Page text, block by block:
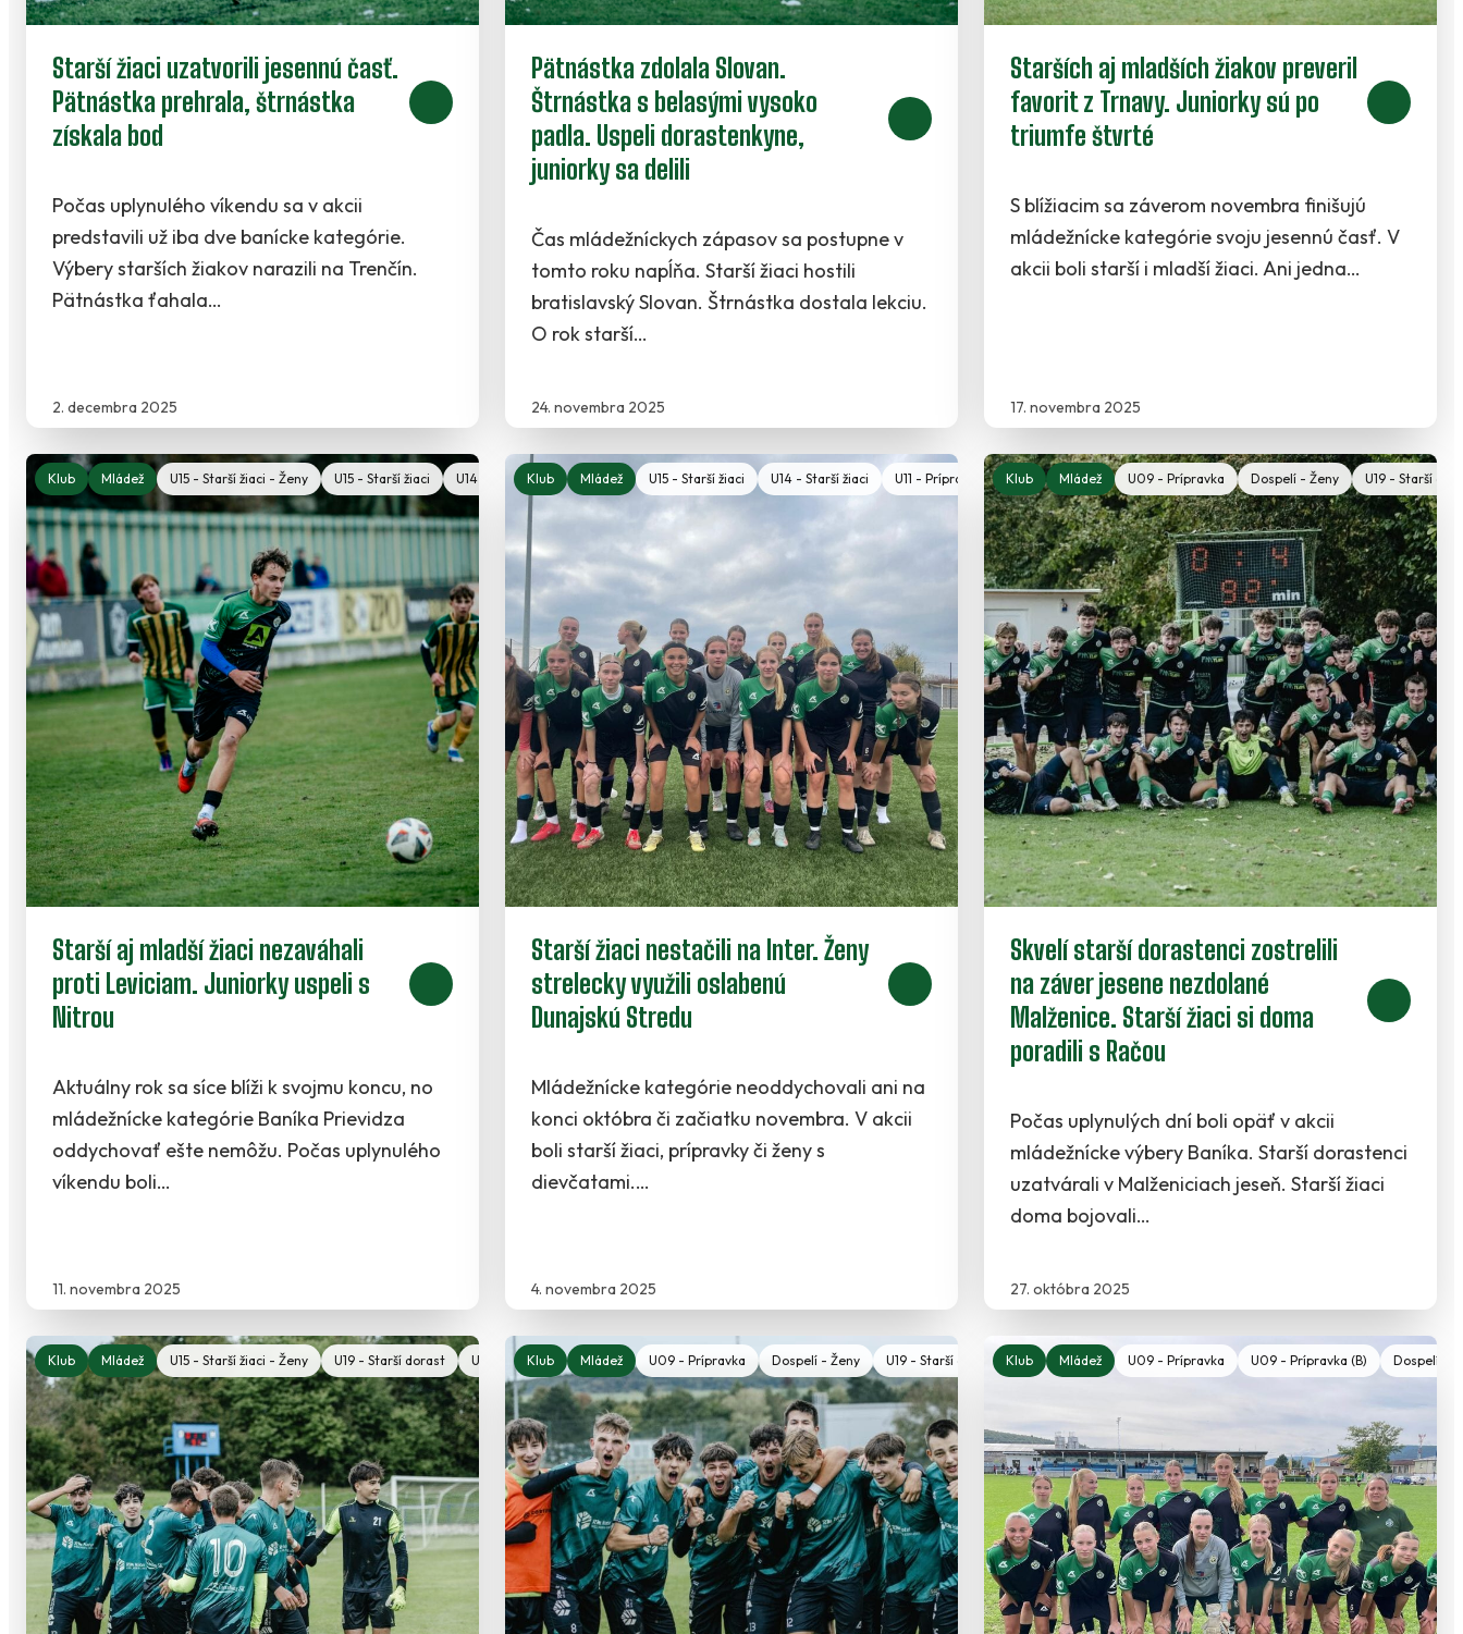
Starší žiaci uzatvorili jesennú časť.
Pätnástka prehrala, štrnástka
získala bod
2. decembra 2025
Počas uplynulého víkendu sa v akcii
predstavili už iba dve banícke kategórie.
Výbery starších žiakov narazili na Trenčín.
Pätnástka ťahala…
Pätnástka zdolala Slovan.
Štrnástka s belasými vysoko
padla. Uspeli dorastenkyne,
juniorky sa delili
24. novembra 2025
Čas mládežníckych zápasov sa postupne v
tomto roku napĺňa. Starší žiaci hostili
bratislavský Slovan. Štrnástka dostala lekciu.
O rok starší…
Starších aj mladších žiakov preveril
favorit z Trnavy. Juniorky sú po
triumfe štvrté
17. novembra 2025
S blížiacim sa záverom novembra finišujú
mládežnícke kategórie svoju jesennú časť. V
akcii boli starší i mladší žiaci. Ani jedna…
Klub Mládež U15 - Starší žiaci - Ženy U15 - Starší žiaci U14 - Starší žiaci U13 - Mladší žiaci U12 - Mladší žiaci U11 - Prípravka U10 - Prípravka U09 - Prípravka U19 - Starší dorast - Ženy
Starší aj mladší žiaci nezaváhali
proti Leviciam. Juniorky uspeli s
Nitrou
11. novembra 2025
Aktuálny rok sa síce blíži k svojmu koncu, no
mládežnícke kategórie Baníka Prievidza
oddychovať ešte nemôžu. Počas uplynulého
víkendu boli…
Klub Mládež U15 - Starší žiaci U14 - Starší žiaci U11 - Prípravka U10 - Prípravka U09 - Prípravka Dospelí - Ženy U15 - Starší
Starší žiaci nestačili na Inter. Ženy
strelecky využili oslabenú
Dunajskú Stredu
4. novembra 2025
Mládežnícke kategórie neoddychovali ani na
konci októbra či začiatku novembra. V akcii
boli starší žiaci, prípravky či ženy s
dievčatami.…
Klub Mládež U09 - Prípravka Dospelí - Ženy U19 - Starší
Skvelí starší dorastenci zostrelili
na záver jesene nezdolané
Malženice. Starší žiaci si doma
poradili s Račou
27. októbra 2025
Počas uplynulých dní boli opäť v akcii
mládežnícke výbery Baníka. Starší dorastenci
uzatvárali v Malženiciach jeseň. Starší žiaci
doma bojovali…
Klub Mládež U15 - Starší žiaci - Ženy U19 - Starší dorast U17 - Mladší dorast U15 - Starší žiaci U14 - Starší žiaci U13 - Mladší žiaci U12 - Mladší žiaci Dospelí - Ženy U19 - Starší dorast - Ženy
Klub Mládež U09 - Prípravka Dospelí - Ženy U19 - Starší dorast - Ženy U19 - Starší dorast U15 - Starší žiaci - Ženy U17 - Mladší
Klub Mládež U09 - Prípravka U09 - Prípravka (B) Dospelí -